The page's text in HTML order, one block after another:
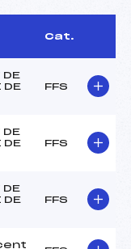
Cat.
DE
DE
FFS
DE
DE
FFS
DE
DE
FFS